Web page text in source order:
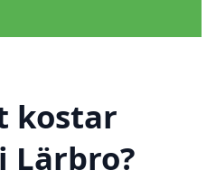
kostar
Lärbro?